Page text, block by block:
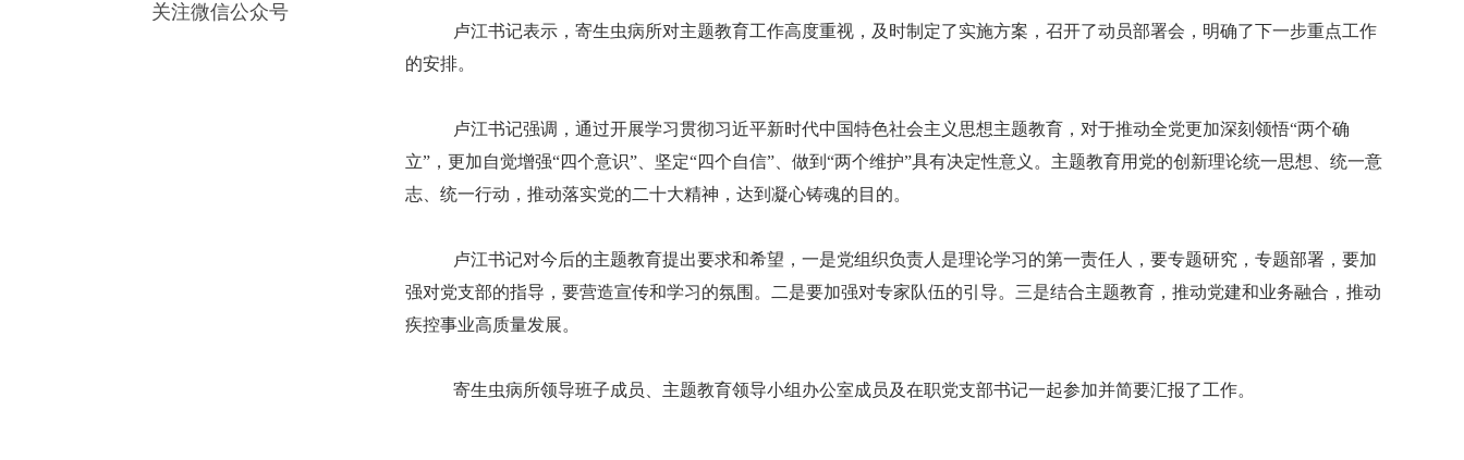
关注微信公众号
卢江书记表示，寄生虫病所对主题教育工作高度重视，及时制定了实施方案，召开了动员部署会，明确了下一步重点工作
的安排。
卢江书记强调，通过开展学习贯彻习近平新时代中国特色社会主义思想主题教育，对于推动全党更加深刻领悟“两个确
立”，更加自觉增强“四个意识”、坚定“四个自信”、做到“两个维护”具有决定性意义。主题教育用党的创新理论统一思想、统一意
志、统一行动，推动落实党的二十大精神，达到凝心铸魂的目的。
卢江书记对今后的主题教育提出要求和希望，一是党组织负责人是理论学习的第一责任人，要专题研究，专题部署，要加
强对党支部的指导，要营造宣传和学习的氛围。二是要加强对专家队伍的引导。三是结合主题教育，推动党建和业务融合，推动
疾控事业高质量发展。
寄生虫病所领导班子成员、主题教育领导小组办公室成员及在职党支部书记一起参加并简要汇报了工作。